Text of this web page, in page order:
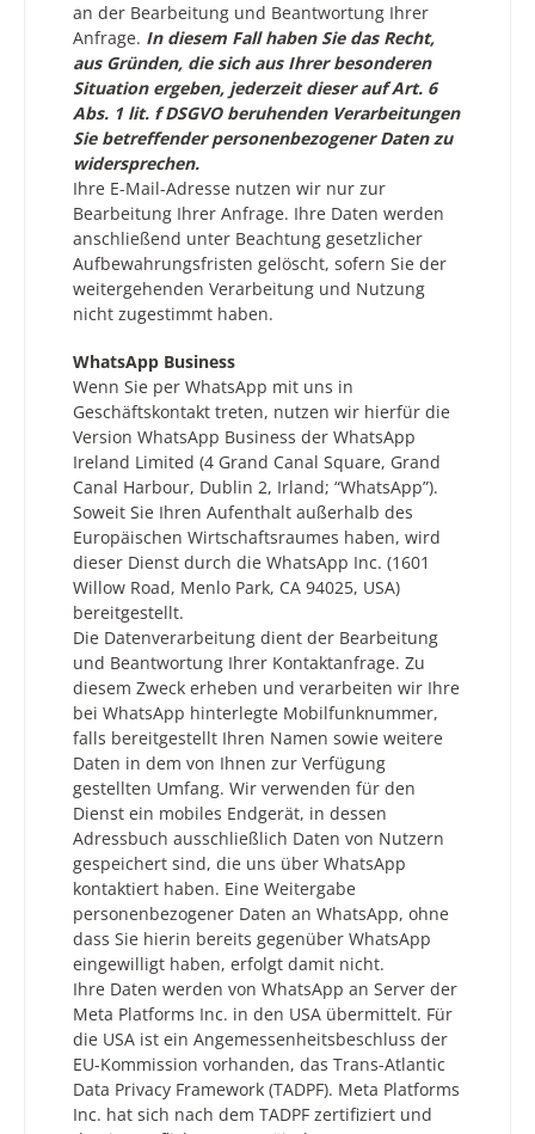
an der Bearbeitung und Beantwortung Ihrer
Anfrage. In diesem Fall haben Sie das Recht,
aus Gründen, die sich aus Ihrer besonderen
Situation ergeben, jederzeit dieser auf Art. 6
Abs. 1 lit. f DSGVO beruhenden Verarbeitungen
Sie betreffender personenbezogener Daten zu
widersprechen.
Ihre E-Mail-Adresse nutzen wir nur zur
Bearbeitung Ihrer Anfrage. Ihre Daten werden
anschließend unter Beachtung gesetzlicher
Aufbewahrungsfristen gelöscht, sofern Sie der
weitergehenden Verarbeitung und Nutzung
nicht zugestimmt haben.
WhatsApp Business
Wenn Sie per WhatsApp mit uns in
Geschäftskontakt treten, nutzen wir hierfür die
Version WhatsApp Business der WhatsApp
Ireland Limited (4 Grand Canal Square, Grand
Canal Harbour, Dublin 2, Irland; “WhatsApp”).
Soweit Sie Ihren Aufenthalt außerhalb des
Europäischen Wirtschaftsraumes haben, wird
dieser Dienst durch die WhatsApp Inc. (1601
Willow Road, Menlo Park, CA 94025, USA)
bereitgestellt.
Die Datenverarbeitung dient der Bearbeitung
und Beantwortung Ihrer Kontaktanfrage. Zu
diesem Zweck erheben und verarbeiten wir Ihre
bei WhatsApp hinterlegte Mobilfunknummer,
falls bereitgestellt Ihren Namen sowie weitere
Daten in dem von Ihnen zur Verfügung
gestellten Umfang. Wir verwenden für den
Dienst ein mobiles Endgerät, in dessen
Adressbuch ausschließlich Daten von Nutzern
gespeichert sind, die uns über WhatsApp
kontaktiert haben. Eine Weitergabe
personenbezogener Daten an WhatsApp, ohne
dass Sie hierin bereits gegenüber WhatsApp
eingewilligt haben, erfolgt damit nicht.
Ihre Daten werden von WhatsApp an Server der
Meta Platforms Inc. in den USA übermittelt. Für
die USA ist ein Angemessenheitsbeschluss der
EU-Kommission vorhanden, das Trans-Atlantic
Data Privacy Framework (TADPF). Meta Platforms
Inc. hat sich nach dem TADPF zertifiziert und